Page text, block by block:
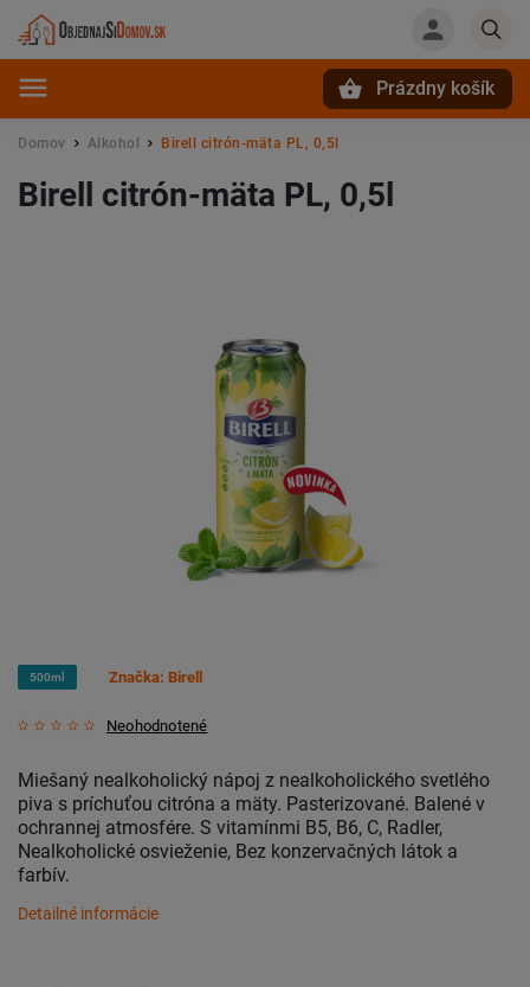
Prázdny košík
Domov / Alkohol / Birell citrón-mäta PL, 0,5l
Birell citrón-mäta PL, 0,5l
500ml
Neohodnotené
Značka: Birell
Miešaný nealkoholický nápoj z nealkoholického svetlého
piva s príchuťou citróna a mäty. Pasterizované. Balené v
ochrannej atmosfére. S vitamínmi B5, B6, C, Radler,
Nealkoholické osvieženie, Bez konzervačných látok a
farbív.
Detailné informácie